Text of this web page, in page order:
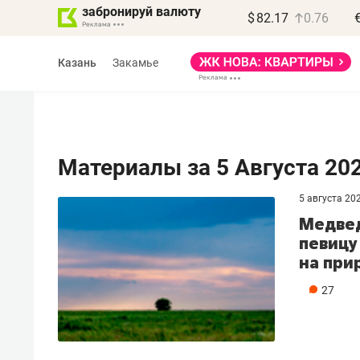
забронируй валюту $ 82.17 0.76
Казань Закамье
Материалы за 5 Августа
5 августа
на
27
Василь Мазитов
МАРТ
«Не зная местных
правил, бизнес может
потерять минимум
полгода»